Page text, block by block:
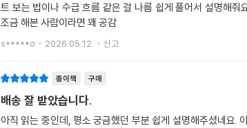
트 보는 법이나 수급 흐름 같은 걸 나름 쉽게 풀어서 설명해
조금 해본 사람이라면 꽤 공감
s*****o 2026.05.12. 신고
종이책 구매
배송 잘 받았습니다.
아직 읽는 중인데, 평소 궁금했던 부분 쉽게 설명해주셨네요.